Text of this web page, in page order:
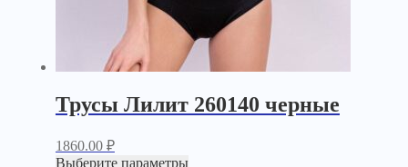
Трусы Лилит 260140 черные
1860.00 ₽
Выберите параметры